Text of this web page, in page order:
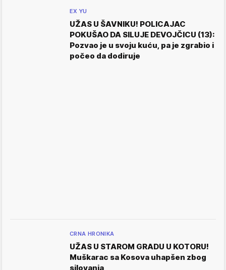
EX YU
UŽAS U ŠAVNIKU! POLICAJAC
POKUŠAO DA SILUJE DEVOJČICU (13):
Pozvao je u svoju kuću, pa je zgrabio i
počeo da dodiruje
CRNA HRONIKA
UŽAS U STAROM GRADU U KOTORU!
Muškarac sa Kosova uhapšen zbog
silovanja